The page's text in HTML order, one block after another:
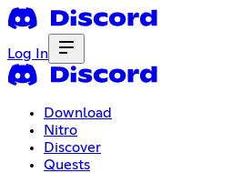
Log In
Download
Nitro
Discover
Quests